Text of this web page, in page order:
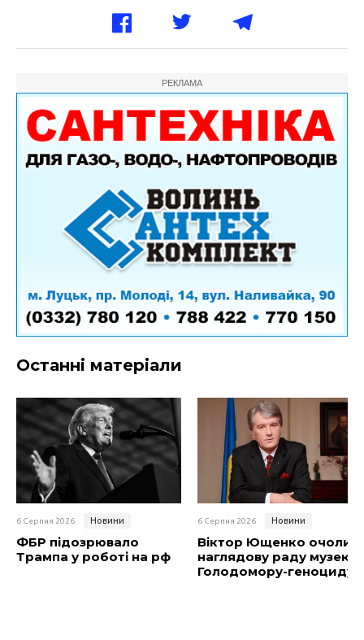
РЕКЛАМА
Останні матеріали
6 Серпня 2026 Новини
ФБР підозрювало
Трампа у роботі на рф
6 Серпня 2026 Новини
Віктор Ющенко очолив
наглядову раду музею
Голодомору-геноциду